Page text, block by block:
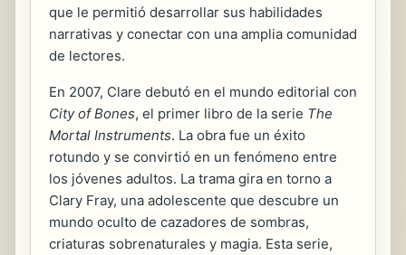
que le permitió desarrollar sus habilidades
narrativas y conectar con una amplia comunidad
de lectores.
En 2007, Clare debutó en el mundo editorial con
City of Bones, el primer libro de la serie The
Mortal Instruments. La obra fue un éxito
rotundo y se convirtió en un fenómeno entre
los jóvenes adultos. La trama gira en torno a
Clary Fray, una adolescente que descubre un
mundo oculto de cazadores de sombras,
criaturas sobrenaturales y magia. Esta serie,